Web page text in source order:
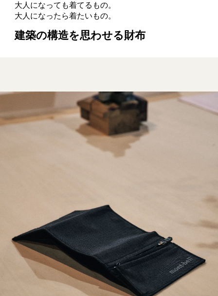
大人になっても着てるもの。
大人になったら着たいもの。
建築の構造を思わせる財布